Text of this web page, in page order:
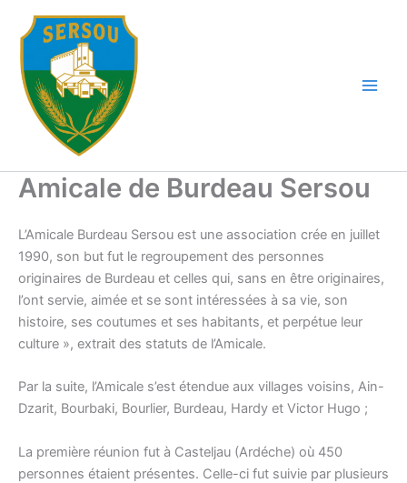
contenu
Amicale de Burdeau Sersou
L’Amicale Burdeau Sersou est une association crée en juillet
1990, son but fut le regroupement des personnes
originaires de Burdeau et celles qui, sans en être originaires,
l’ont servie, aimée et se sont intéressées à sa vie, son
histoire, ses coutumes et ses habitants, et perpétue leur
culture », extrait des statuts de l’Amicale.
Par la suite, l’Amicale s’est étendue aux villages voisins, Ain-
Dzarit, Bourbaki, Bourlier, Burdeau, Hardy et Victor Hugo ;
La première réunion fut à Casteljau (Ardéche) où 450
personnes étaient présentes. Celle-ci fut suivie par plusieurs